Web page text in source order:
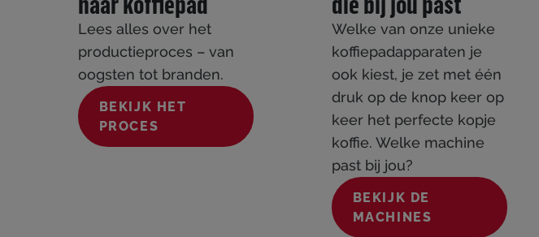
Lees alles over het
productieproces – van
oogsten tot branden.
BEKIJK HET
PROCES
Welke van onze unieke
koffiepadapparaten je
ook kiest, je zet met één
druk op de knop keer op
keer het perfecte kopje
koffie. Welke machine
past bij jou?
BEKIJK DE
MACHINES